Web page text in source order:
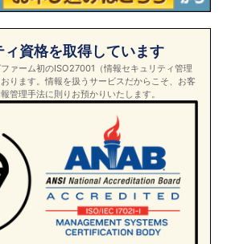
資格を取得しています
ァーム初のISO27001（情報セキュリティ管理
ります。情報を扱うサービスだからこそ、お客
管理手法に則りお預かりいたします。